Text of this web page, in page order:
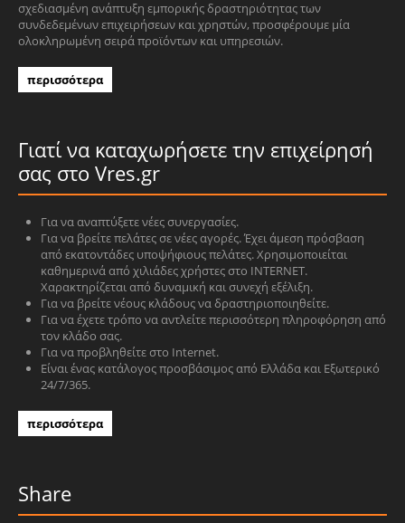
σχεδιασμένη ανάπτυξη εμπορικής δραστηριότητας των
συνδεδεμένων επιχειρήσεων και χρηστών, προσφέρουμε μία
ολοκληρωμένη σειρά προϊόντων και υπηρεσιών.
περισσότερα
Γιατί να καταχωρήσετε την επιχείρησή
σας στο Vres.gr
Για να αναπτύξετε νέες συνεργασίες.
Για να βρείτε πελάτες σε νέες αγορές. Έχει άμεση πρόσβαση
από εκατοντάδες υποψήφιους πελάτες. Χρησιμοποιείται
καθημερινά από χιλιάδες χρήστες στο INTERNET.
Χαρακτηρίζεται από δυναμική και συνεχή εξέλιξη.
Για να βρείτε νέους κλάδους να δραστηριοποιηθείτε.
Για να έχετε τρόπο να αντλείτε περισσότερη πληροφόρηση από
τον κλάδο σας.
Για να προβληθείτε στο Internet.
Είναι ένας κατάλογος προσβάσιμος από Ελλάδα και Εξωτερικό
24/7/365.
περισσότερα
Share